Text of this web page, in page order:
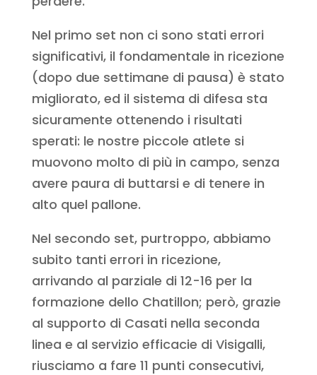
Nel primo set non ci sono stati errori
significativi, il fondamentale in ricezione
(dopo due settimane di pausa) è stato
migliorato, ed il sistema di difesa sta
sicuramente ottenendo i risultati
sperati: le nostre piccole atlete si
muovono molto di più in campo, senza
avere paura di buttarsi e di tenere in
alto quel pallone.
Nel secondo set, purtroppo, abbiamo
subito tanti errori in ricezione,
arrivando al parziale di 12-16 per la
formazione dello Chatillon; però, grazie
al supporto di Casati nella seconda
linea e al servizio efficacie di Visigalli,
riusciamo a fare 11 punti consecutivi,